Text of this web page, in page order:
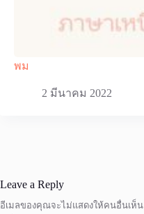
พม
2 มีนาคม 2022
Leave a Reply
อีเมลของคุณจะไม่แสดงให้คนอื่นเห็น